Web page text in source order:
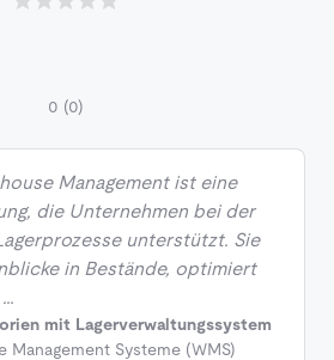
0 (0)
Management ist eine
die Unternehmen bei der
unterstützt. Sie
in Bestände, optimiert
mit Lagerverwaltungssystem
Management Systeme (WMS)